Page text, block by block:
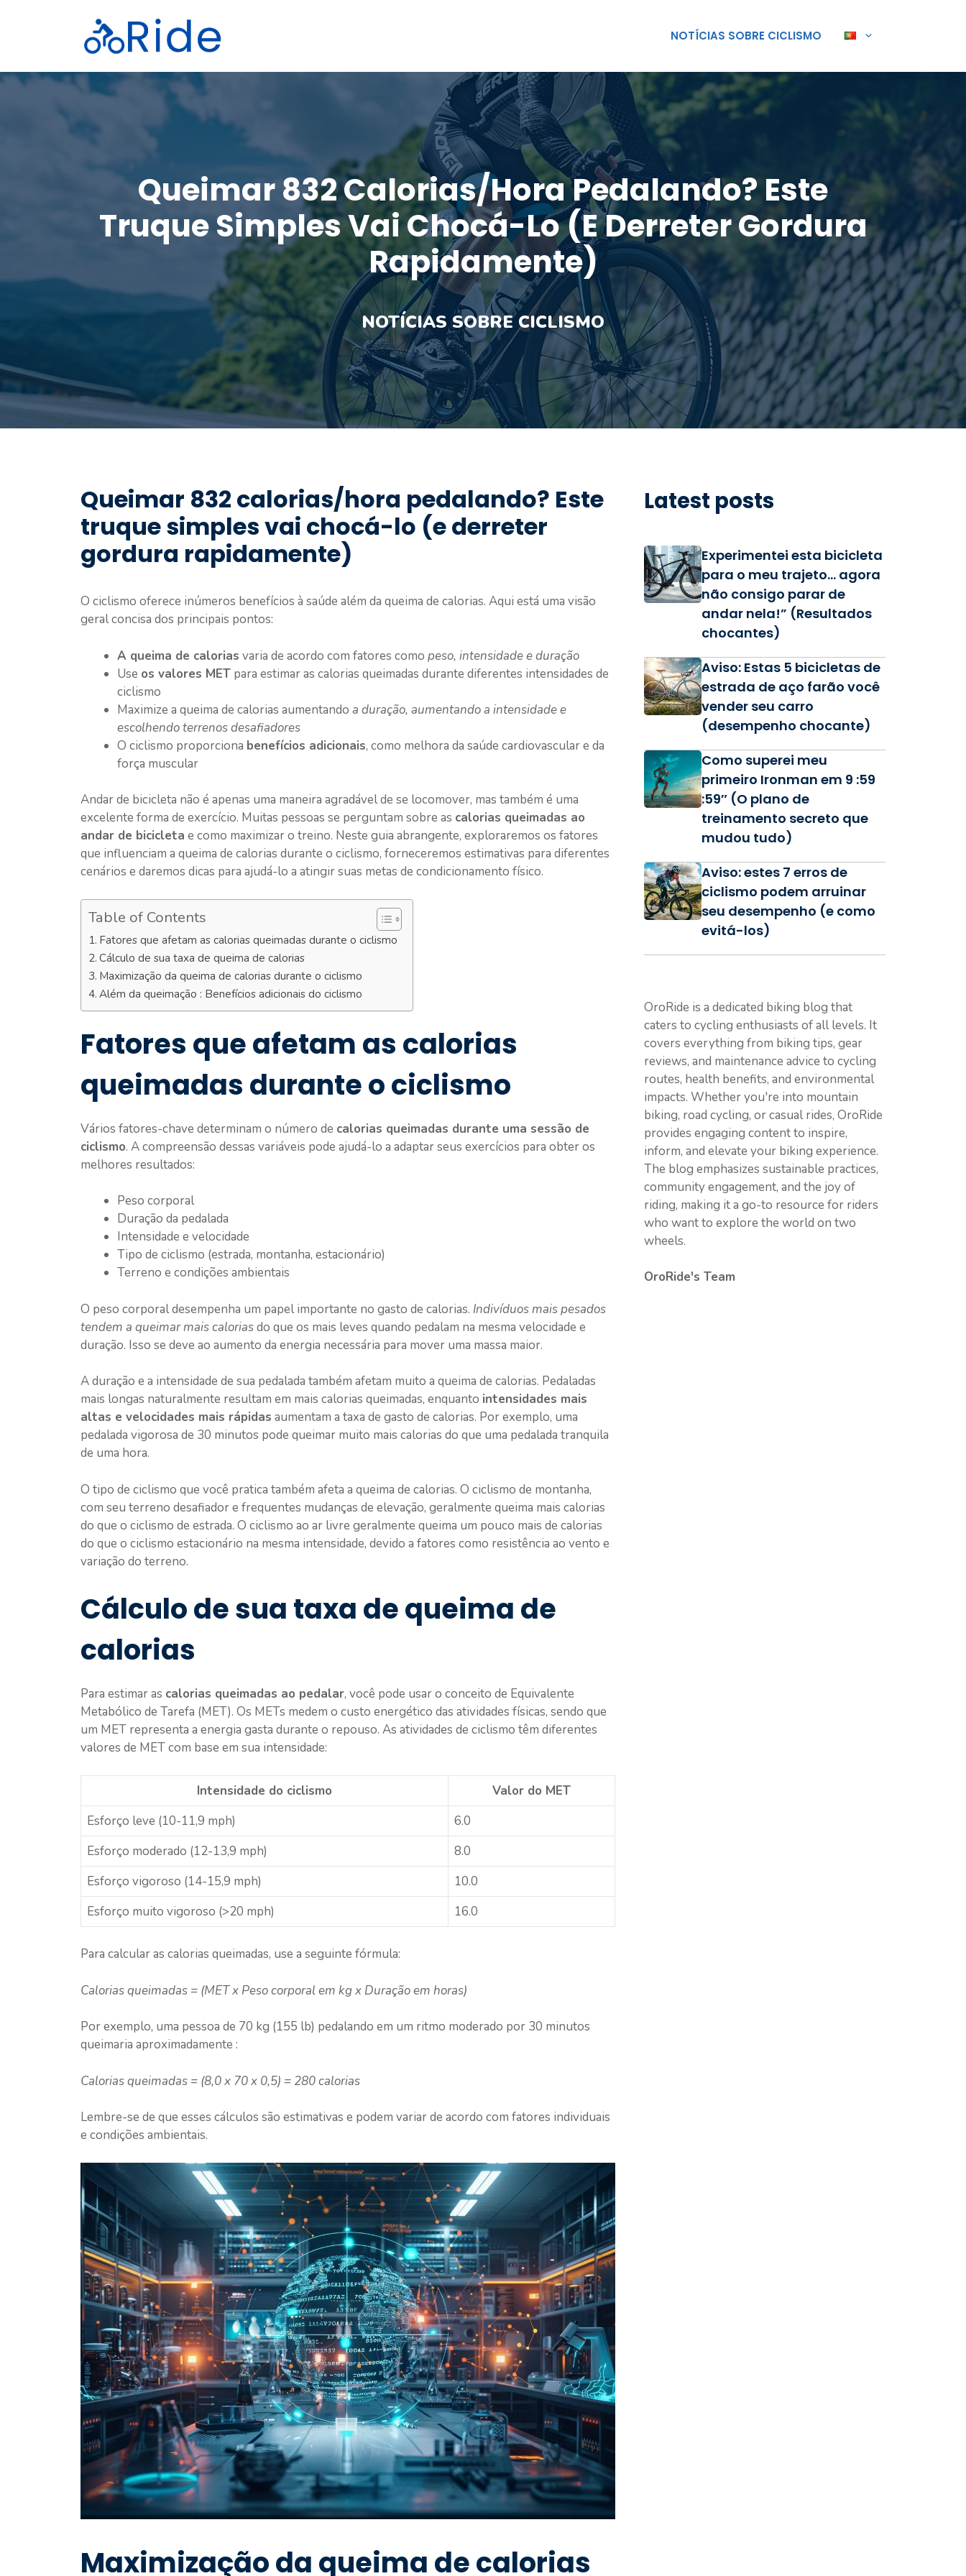
NOTÍCIAS SOBRE CICLISMO
Queimar 832 Calorias/hora Pedalando? Este
Truque Simples Vai Chocá-Lo (e Derreter Gordura
Rapidamente)
NOTÍCIAS SOBRE CICLISMO
Queimar 832 calorias/hora pedalando? Este
truque simples vai chocá-lo (e derreter
gordura rapidamente)
O ciclismo oferece inúmeros benefícios à saúde além da queima de calorias. Aqui está uma visão
geral concisa dos principais pontos:
A queima de calorias varia de acordo com fatores como peso, intensidade e duração
Use os valores MET para estimar as calorias queimadas durante diferentes intensidades de
ciclismo
Maximize a queima de calorias aumentando a duração, aumentando a intensidade e
escolhendo terrenos desafiadores
O ciclismo proporciona benefícios adicionais, como melhora da saúde cardiovascular e da
força muscular
Andar de bicicleta não é apenas uma maneira agradável de se locomover, mas também é uma
excelente forma de exercício. Muitas pessoas se perguntam sobre as calorias queimadas ao
andar de bicicleta e como maximizar o treino. Neste guia abrangente, exploraremos os fatores
que influenciam a queima de calorias durante o ciclismo, forneceremos estimativas para diferentes
cenários e daremos dicas para ajudá-lo a atingir suas metas de condicionamento físico.
Table of Contents
Fatores que afetam as calorias queimadas durante o ciclismo
Cálculo de sua taxa de queima de calorias
Maximização da queima de calorias durante o ciclismo
Além da queimação : Benefícios adicionais do ciclismo
Fatores que afetam as calorias
queimadas durante o ciclismo
Vários fatores-chave determinam o número de calorias queimadas durante uma sessão de
ciclismo. A compreensão dessas variáveis pode ajudá-lo a adaptar seus exercícios para obter os
melhores resultados:
Peso corporal
Duração da pedalada
Intensidade e velocidade
Tipo de ciclismo (estrada, montanha, estacionário)
Terreno e condições ambientais
O peso corporal desempenha um papel importante no gasto de calorias. Indivíduos mais pesados
tendem a queimar mais caloriasdo que os mais leves quando pedalam na mesma velocidade e
duração. Isso se deve ao aumento da energia necessária para mover uma massa maior.
A duração e a intensidade de sua pedalada também afetam muito a queima de calorias. Pedaladas
mais longas naturalmente resultam em mais calorias queimadas, enquanto intensidades mais
altas e velocidades mais rápidas aumentam a taxa de gasto de calorias. Por exemplo, uma
pedalada vigorosa de 30 minutos pode queimar muito mais calorias do que uma pedalada tranquila
de uma hora.
O tipo de ciclismo que você pratica também afeta a queima de calorias. O ciclismo de montanha,
com seu terreno desafiador e frequentes mudanças de elevação, geralmente queima mais calorias
do que o ciclismo de estrada. O ciclismo ao ar livre geralmente queima um pouco mais de calorias
do que o ciclismo estacionário na mesma intensidade, devido a fatores como resistência ao vento e
variação do terreno.
Cálculo de sua taxa de queima de
calorias
Para estimar as calorias queimadas ao pedalar, você pode usar o conceito de Equivalente
Metabólico de Tarefa (MET). Os METs medem o custo energético das atividades físicas, sendo que
um MET representa a energia gasta durante o repouso. As atividades de ciclismo têm diferentes
valores de MET com base em sua intensidade:
Intensidade do ciclismo
Valor do MET
Esforço leve (10-11,9 mph)
6.0
Esforço moderado (12-13,9 mph)
8.0
Esforço vigoroso (14-15,9 mph)
10.0
Esforço muito vigoroso (>20 mph)
16.0
Para calcular as calorias queimadas, use a seguinte fórmula:
Calorias queimadas = (MET x Peso corporal em kg x Duração em horas)
Por exemplo, uma pessoa de 70 kg (155 lb) pedalando em um ritmo moderado por 30 minutos
queimaria aproximadamente :
Calorias queimadas = (8,0 x 70 x 0,5) = 280 calorias
Lembre-se de que esses cálculos são estimativas e podem variar de acordo com fatores individuais
e condições ambientais.
Maximização da queima de calorias
Latest posts
Experimentei esta bicicleta
para o meu trajeto… agora
não consigo parar de
andar nela!” (Resultados
chocantes)
Aviso: Estas 5 bicicletas de
estrada de aço farão você
vender seu carro
(desempenho chocante)
Como superei meu
primeiro Ironman em 9 :59
:59″ (O plano de
treinamento secreto que
mudou tudo)
Aviso: estes 7 erros de
ciclismo podem arruinar
seu desempenho (e como
evitá-los)
OroRide is a dedicated biking blog that
caters to cycling enthusiasts of all levels. It
covers everything from biking tips, gear
reviews, and maintenance advice to cycling
routes, health benefits, and environmental
impacts. Whether you're into mountain
biking, road cycling, or casual rides, OroRide
provides engaging content to inspire,
inform, and elevate your biking experience.
The blog emphasizes sustainable practices,
community engagement, and the joy of
riding, making it a go-to resource for riders
who want to explore the world on two
wheels.
OroRide's Team